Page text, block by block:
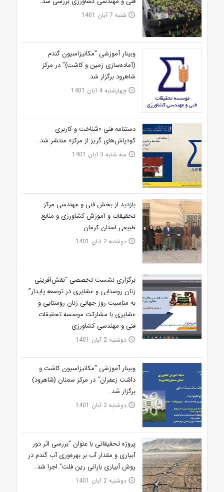
access_time شنبه 7 آبان 1401
وبینار آموزشی "مکانیزاسیون گندم
(آماده‌سازی زمین و کاشت)" در مرکز
شاهرود برگزار شد.
access_time چهارشنبه 4 آبان 1401
دستنامه فنی «شناخت و کاربری
کودپاش‌های گریز از مرکز» منتشر شد.
access_time سه شنبه 3 آبان 1401
بازدید از بخش فنی و مهندسی مرکز
تحقیقات و آموزش کشاورزی و منابع
طبیعی استان کرمان
access_time دوشنبه 2 آبان 1401
برگزاری نشست تخصصی “نقش‌آفرینی
زنان روستایی و عشایری در توسعه پایدار”
به مناسبت روز جهانی زنان روستایی و
عشایری با مشارکت موسسه تحقیقات
فنی و مهندسی کشاورزی
access_time دوشنبه 2 آبان 1401
وبینار آموزشی "مکانیزاسیون کاشت و
داشت زعفران" در مرکز سمنان (شاهرود)
برگزار شد.
access_time دوشنبه 2 آبان 1401
پروژه تحقیقاتی با عنوان "بررسی اثر دور
آبیاری و مقدار آب بر بهره‌وری آب گندم در
روش آبیاری بارانی رین فلت" اجرا شد.
access_time دوشنبه 2 آبان 1401